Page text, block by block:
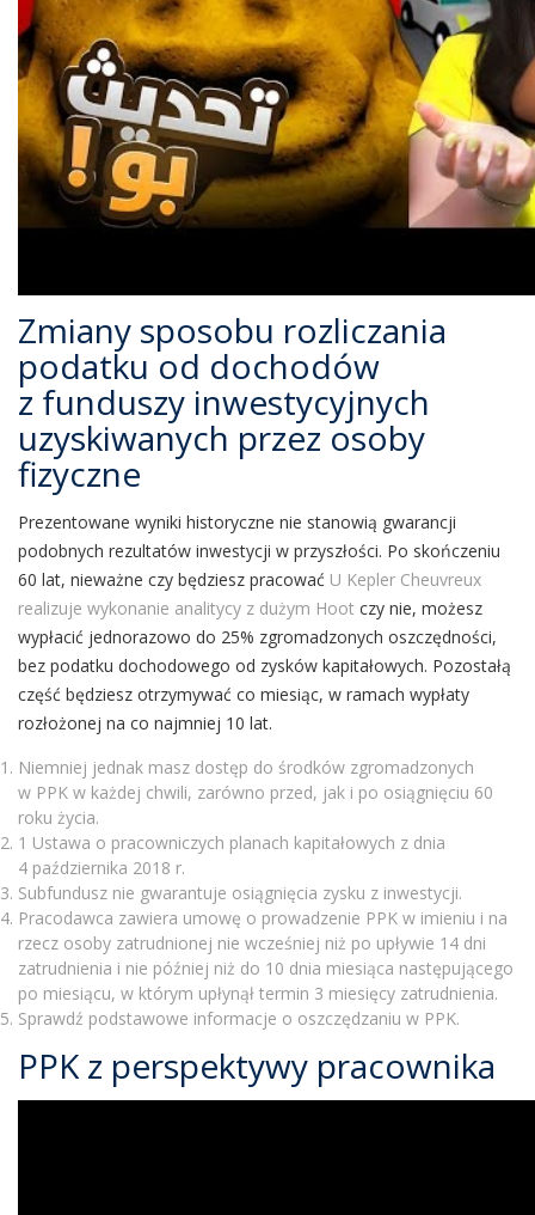
Zmiany sposobu rozliczania
podatku od dochodów
z funduszy inwestycyjnych
uzyskiwanych przez osoby
fizyczne
Prezentowane wyniki historyczne nie stanowią gwarancji
podobnych rezultatów inwestycji w przyszłości. Po skończeniu
60 lat, nieważne czy będziesz pracować U Kepler Cheuvreux
realizuje wykonanie analitycy z dużym Hoot czy nie, możesz
wypłacić jednorazowo do 25% zgromadzonych oszczędności,
bez podatku dochodowego od zysków kapitałowych. Pozostałą
część będziesz otrzymywać co miesiąc, w ramach wypłaty
rozłożonej na co najmniej 10 lat.
Niemniej jednak masz dostęp do środków zgromadzonych
w PPK w każdej chwili, zarówno przed, jak i po osiągnięciu 60
roku życia.
1 Ustawa o pracowniczych planach kapitałowych z dnia
4 października 2018 r.
Subfundusz nie gwarantuje osiągnięcia zysku z inwestycji.
Pracodawca zawiera umowę o prowadzenie PPK w imieniu i na
rzecz osoby zatrudnionej nie wcześniej niż po upływie 14 dni
zatrudnienia i nie później niż do 10 dnia miesiąca następującego
po miesiącu, w którym upłynął termin 3 miesięcy zatrudnienia.
Sprawdź podstawowe informacje o oszczędzaniu w PPK.
PPK z perspektywy pracownika